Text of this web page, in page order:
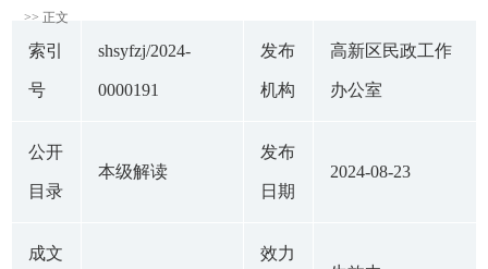
>> 正文
索引
号
shsyfzj/2024-
0000191
发布
机构
高新区民政工作
办公室
公开
目录
本级解读
发布
日期
2024-08-23
成文 效力